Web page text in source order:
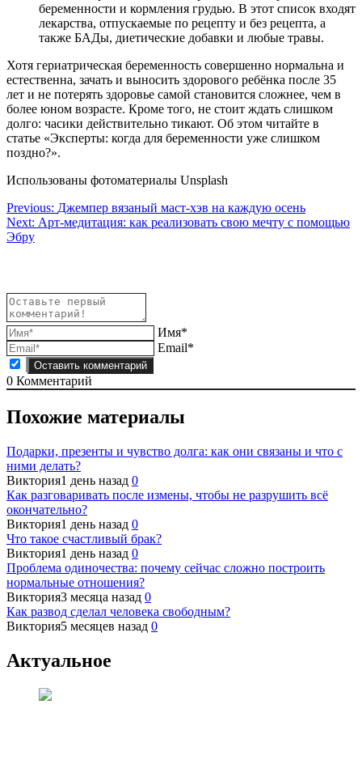
беременности и кормления грудью. В этот список входят
лекарства, отпускаемые по рецепту и без рецепта, а
также БАДы, диетические добавки и любые травы.
Хотя гериатрическая беременность совершенно нормальна и
естественна, зачать и выносить здорового ребёнка после 35
лет и не потерять здоровье самой становится сложнее, чем в
более юном возрасте. Кроме того, не стоит ждать слишком
долго: часики действительно тикают. Об этом читайте в
статье «Эксперты: когда для беременности уже слишком
поздно?».
Использованы фотоматериалы Unsplash
Навигация
по
Previous: Джемпер вязаный маст-хэв на каждую осень
Next: Арт-медитация: как реализовать свою мечту с помощью
Эбру
Имя*
Email*
0 Комментарий
Похожие материалы
Подарки, презенты и чувство долга: как они связаны и что с
ними делать?
Виктория1 день назад 0
Как разговаривать после измены, чтобы не разрушить всё
окончательно?
Виктория1 день назад 0
Что такое счастливый брак?
Виктория1 день назад 0
Проблема одиночества: почему сейчас сложно построить
нормальные отношения?
Виктория3 месяца назад 0
Как развод сделал человека свободным?
Виктория5 месяцев назад 0
Актуальное